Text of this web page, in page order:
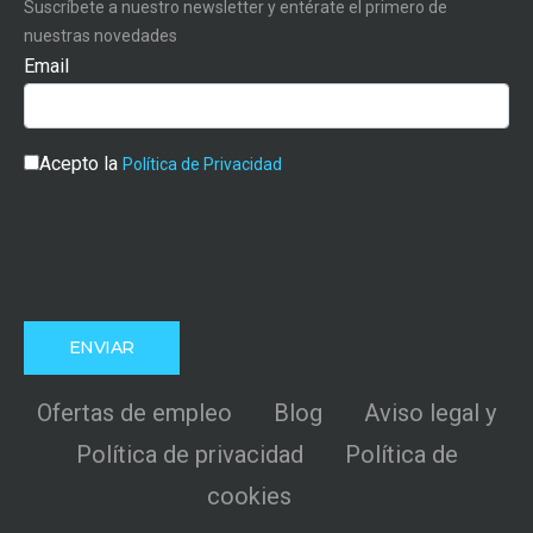
Suscríbete a nuestro newsletter y entérate el primero de
nuestras novedades
Email
Acepto la Política de Privacidad
Ofertas de empleo Blog
Aviso legal y
Política de privacidad
Política de
cookies